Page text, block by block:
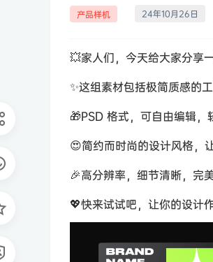
产品样机 24年10月26日
💥家人们，今天给大家分享
✨这组素材包括极简质感的
🎁PSD 格式，可自由编辑，
😍简约而时尚的设计风格，
🎉高分辨率，细节清晰，完
💖快来试试吧，让你的设计